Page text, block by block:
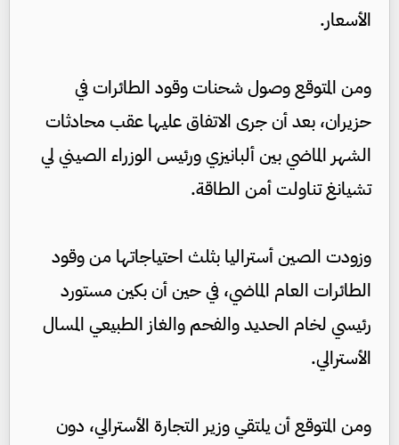
الأسعار.
ومن المتوقع وصول شحنات وقود الطائرات في
حزيران، بعد أن جرى الاتفاق عليها عقب محادثات
الشهر الماضي بين ألبانيزي ورئيس الوزراء الصيني لي
تشيانغ تناولت أمن الطاقة.
وزودت الصين أستراليا بثلث احتياجاتها من وقود
الطائرات العام الماضي، في حين أن بكين مستورد
رئيسي لخام الحديد والفحم والغاز الطبيعي المسال
الأسترالي.
ومن المتوقع أن يلتقي وزير التجارة الأسترالي، دون